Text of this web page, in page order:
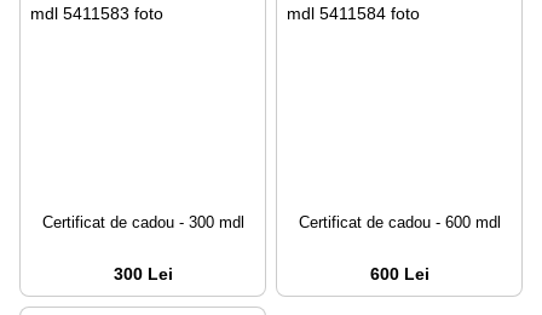
Certificat de cadou - 300 mdl
300 Lei
Certificat de cadou - 600 mdl
600 Lei